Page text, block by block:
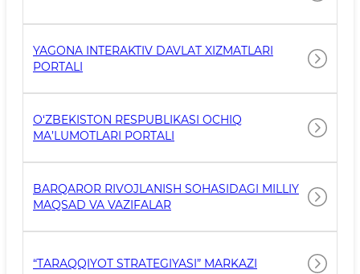
YAGONA INTERAKTIV DAVLAT XIZMATLARI
PORTALI
O‘ZBEKISTON RESPUBLIKASI OCHIQ
MA’LUMOTLARI PORTALI
BARQAROR RIVOJLANISH SOHASIDAGI MILLIY
MAQSAD VA VAZIFALAR
“TARAQQIYOT STRATEGIYASI” MARKAZI